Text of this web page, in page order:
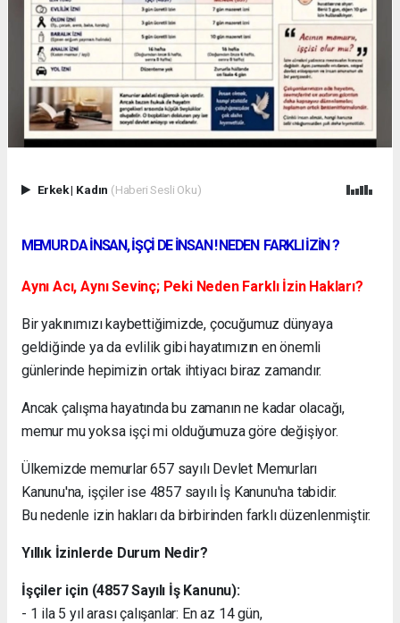
Erkek| Kadın (Haberi Sesli Oku)
MEMUR DA İNSAN, İŞÇİ DE İNSAN ! NEDEN FARKLI İZİN ?
Aynı Acı, Aynı Sevinç; Peki Neden Farklı İzin Hakları?
Bir yakınımızı kaybettiğimizde, çocuğumuz dünyaya
geldiğinde ya da evlilik gibi hayatımızın en önemli
günlerinde hepimizin ortak ihtiyacı biraz zamandır.
Ancak çalışma hayatında bu zamanın ne kadar olacağı,
memur mu yoksa işçi mi olduğumuza göre değişiyor.
Ülkemizde memurlar 657 sayılı Devlet Memurları
Kanunu'na, işçiler ise 4857 sayılı İş Kanunu'na tabidir.
Bu nedenle izin hakları da birbirinden farklı düzenlenmiştir.
Yıllık İzinlerde Durum Nedir?
İşçiler için (4857 Sayılı İş Kanunu):
- 1 ila 5 yıl arası çalışanlar: En az 14 gün,